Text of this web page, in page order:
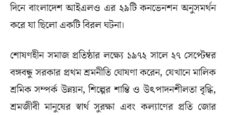
দিনে বাংলাদেশ আইএলও এর ২৯টি কনভেনশন অনুসমর্থন
করে যা ছিলো একটি বিরল ঘটনা।
শোষণহীন সমাজ প্রতিষ্ঠার লক্ষ্যে ১৯৭২ সালে ২৭ সেপ্টেম্বর
বঙ্গবন্ধু সরকার প্রথম শ্রমনীতি ঘোষণা করেন, যেখানে মালিক
শ্রমিক সম্পর্ক উন্নয়ন, শিল্পের শান্তি ও উৎপাদনশীলতা বৃদ্ধি,
শ্রমজীবী মানুষের স্বার্থ সুরক্ষা এবং কল্যাণের প্রতি জোর